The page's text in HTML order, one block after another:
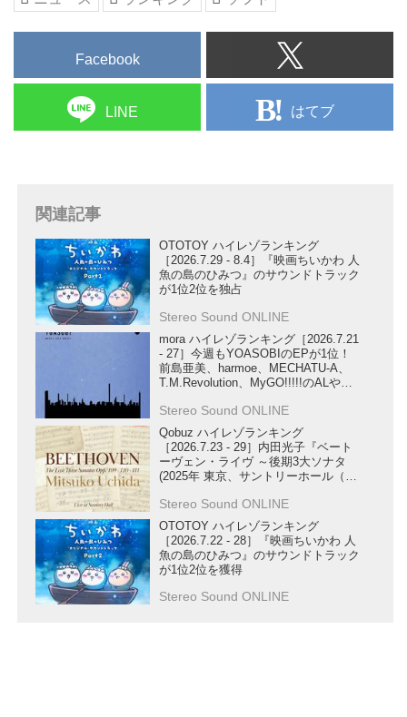
Facebook
LINE はてブ
関連記事
OTOTOY ハイレゾランキング
［2026.7.29 - 8.4］『映画ちいかわ 人
魚の島のひみつ』のサウンドトラック
が1位2位を独占
Stereo Sound ONLINE
mora ハイレゾランキング［2026.7.21
- 27］今週もYOASOBIのEPが1位！
前島亜美、harmoe、MECHATU-A、
T.M.Revolution、MyGO!!!!!のALや、
SG、ハコニワリリィの楽曲もランク
イン！
Stereo Sound ONLINE
Qobuz ハイレゾランキング
［2026.7.23 - 29］内田光子『ベート
ーヴェン・ライヴ ～後期3大ソナタ
(2025年 東京、サントリーホール（ラ
Stereo Sound ONLINE
OTOTOY ハイレゾランキング
［2026.7.22 - 28］『映画ちいかわ 人
魚の島のひみつ』のサウンドトラック
が1位2位を獲得
Stereo Sound ONLINE